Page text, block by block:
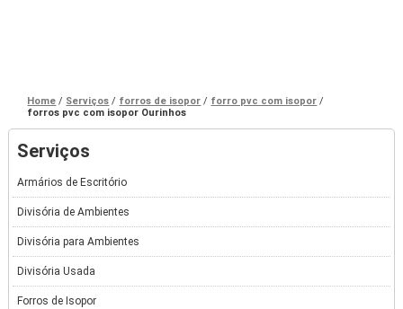
Home Serviços forros de isopor
forro pvc com isopor
forros pvc com isopor Ourinhos
Serviços
Armários de Escritório
Divisória de Ambientes
Divisória para Ambientes
Divisória Usada
Forros de Isopor